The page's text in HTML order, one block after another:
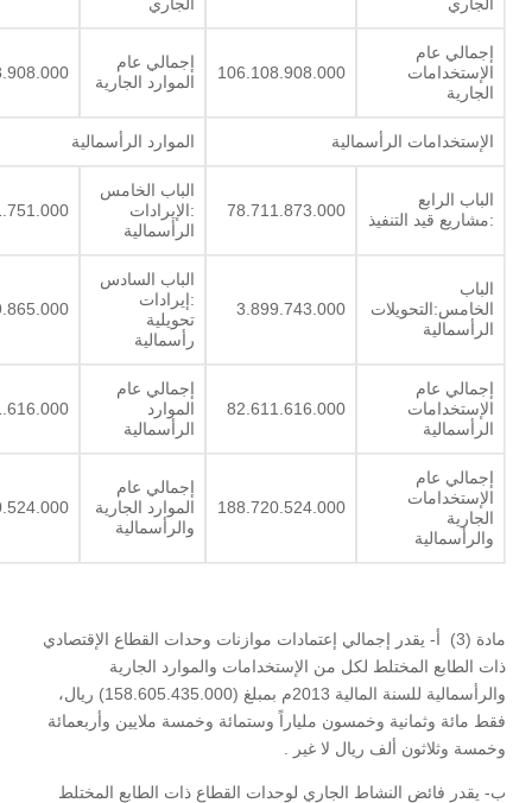
إجمالي عام
الإستخدامات
الجارية
106.108.908.000
إجمالي عام
الموارد الجارية
الإستخدامات الرأسمالية الموارد الرأسمالية
الباب الرابع
:مشاريع قيد التنفيذ
78.711.873.000
الباب الخامس
:الإيرادات
الرأسمالية
الباب
الخامس:التحويلات
الرأسمالية
3.899.743.000
الباب السادس
:إيرادات
تحويلية
رأسمالية
إجمالي عام
الإستخدامات
الرأسمالية
82.611.616.000
إجمالي عام
الموارد
الرأسمالية
إجمالي عام
الإستخدامات
الجارية
والرأسمالية
188.720.524.000
إجمالي عام
الموارد الجارية
والرأسمالية
مادة (3) أ- يقدر إجمالي إعتمادات موازنات وحدات القطاع الإقتصادي
ذات الطابع المختلط لكل من الإستخدامات والموارد الجارية
والرأسمالية للسنة المالية 2013م بمبلغ (158.605.435.000) ريال،
فقط مائة وثمانية وخمسون ملياراً وستمائة وخمسة ملايين وأربعمائة
وخمسة وثلاثون ألف ريال لا غير .
ب- يقدر فائض النشاط الجاري لوحدات القطاع ذات الطابع المختلط